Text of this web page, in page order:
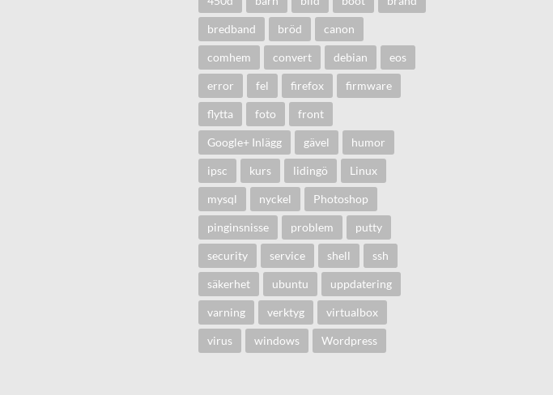
bredband bröd canon
comhem convert debian eos
error fel firefox firmware
flytta foto front
Google+ Inlägg gävel humor
ipsc kurs lidingö Linux
mysql nyckel Photoshop
pinginsnisse problem putty
security service shell ssh
säkerhet ubuntu uppdatering
varning verktyg virtualbox
virus windows Wordpress